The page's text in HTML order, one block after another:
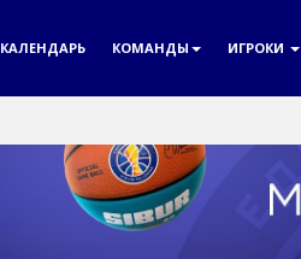
КАЛЕНДАРЬ КОМАНДЫ ИГРОКИ